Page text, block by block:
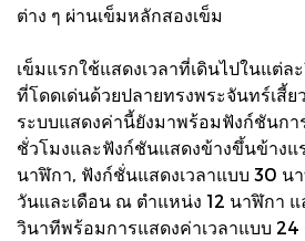
ต่าง ๆ ผ่านเข็มหลักสองเข็ม
เข็มแรกใช้แสดงเวลาที่เดินไปในแต่
ที่โดดเด่นด้วยปลายทรงพระจันทร์เสี้
ระบบแสดงค่านี้ยังมาพร้อมฟังก์ชันกา
ชั่วโมงและฟังก์ชันแสดงข้างขึ้นข้าง
นาฬิกา, ฟังก์ชั่นแสดงเวลาแบบ 30 น
วันและเดือน ณ ตำแหน่ง 12 นาฬิกา
วินาทีพร้อมการแสดงค่าเวลาแบบ